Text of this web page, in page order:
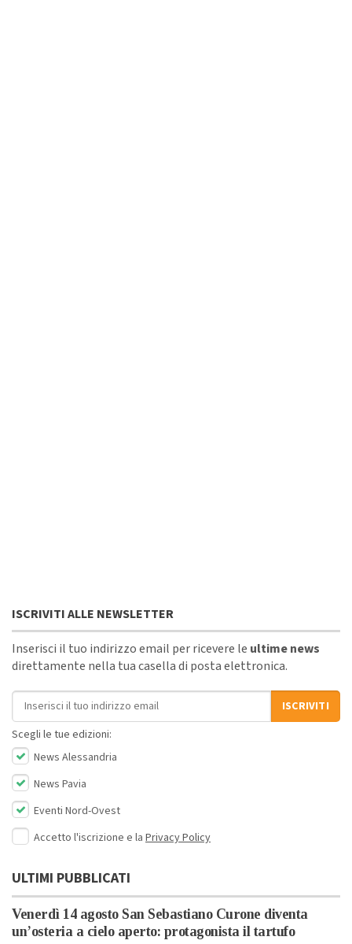
ISCRIVITI ALLE NEWSLETTER
Inserisci il tuo indirizzo email per ricevere le ultime news
direttamente nella tua casella di posta elettronica.
Indirizzo email
ISCRIVITI
Scegli le tue edizioni:
News Alessandria
News Pavia
Eventi Nord-Ovest
Accetto l'iscrizione e la Privacy Policy
ULTIMI PUBBLICATI
Venerdì 14 agosto San Sebastiano Curone diventa
un’osteria a cielo aperto: protagonista il tartufo